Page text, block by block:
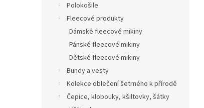
Polokošile
Fleecové produkty
Dámské fleecové mikiny
Pánské fleecové mikiny
Dětské fleecové mikiny
Bundy a vesty
Kolekce oblečení šetrného k přírodě
Čepice, klobouky, kšiltovky, šátky